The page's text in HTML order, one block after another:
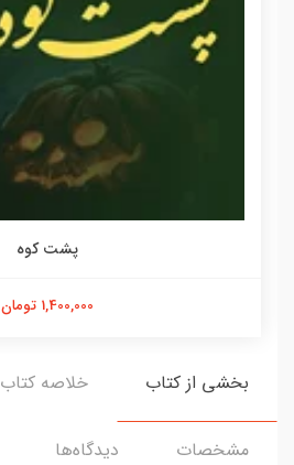
پشت کوه
1,400,000 تومان
بخشی از کتاب خلاصه کتاب
مشخصات دیدگاه‌ها